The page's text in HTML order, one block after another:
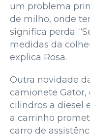
um problema
de milho, onde
significa perda.
medidas da
explica Rosa.
Outra novidade
camionete
cilindros a diesel
a carrinho
carro de